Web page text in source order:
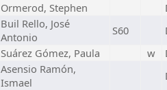
Ormerod, Stephen
Buil Rello, José
Antonio
S60
Suárez Gómez, Paula w
Asensio Ramón,
Ismael